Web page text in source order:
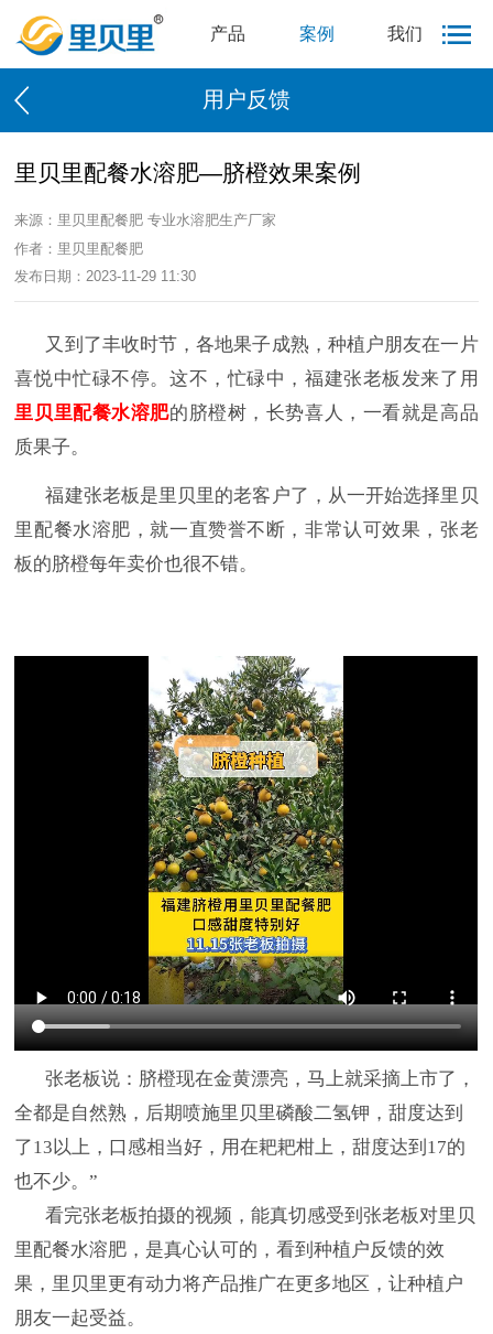
产品 案例 我们
用户反馈
里贝里配餐水溶肥—脐橙效果案例
来源：里贝里配餐肥 专业水溶肥生产厂家
作者：里贝里配餐肥
发布日期：2023-11-29 11:30
又到了丰收时节，各地果子成熟，种植户朋友在一片
喜悦中忙碌不停。这不，忙碌中，福建张老板发来了用
里贝里配餐水溶肥的脐橙树，长势喜人，一看就是高品
质果子。
福建张老板是里贝里的老客户了，从一开始选择里贝
里配餐水溶肥，就一直赞誉不断，非常认可效果，张老
板的脐橙每年卖价也很不错。
张老板说：脐橙现在金黄漂亮，马上就采摘上市了，
全都是自然熟，后期喷施里贝里磷酸二氢钾，甜度达到
了13以上，口感相当好，用在耙耙柑上，甜度达到17的
也不少。”
看完张老板拍摄的视频，能真切感受到张老板对里贝
里配餐水溶肥，是真心认可的，看到种植户反馈的效
果，里贝里更有动力将产品推广在更多地区，让种植户
朋友一起受益。